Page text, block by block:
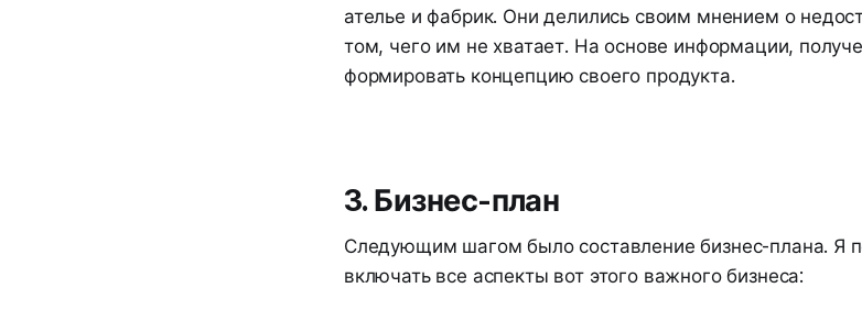
ателье и фабрик. Они делились своим мнением о
том, чего им не хватает. На основе информации,
формировать концепцию своего продукта.
3. Бизнес-план
Следующим шагом было составление бизнес-плана. Я
включать все аспекты вот этого важного бизнеса: